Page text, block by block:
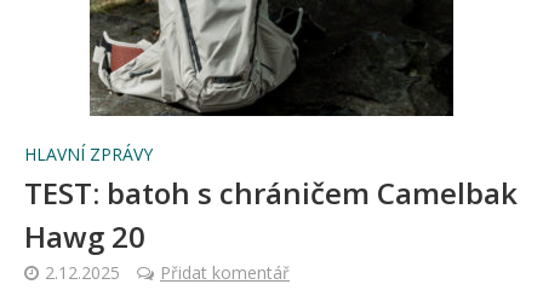
HLAVNÍ ZPRÁVY
TEST: batoh s chráničem Camelbak
Hawg 20
2.12.2025 Přidat komentář